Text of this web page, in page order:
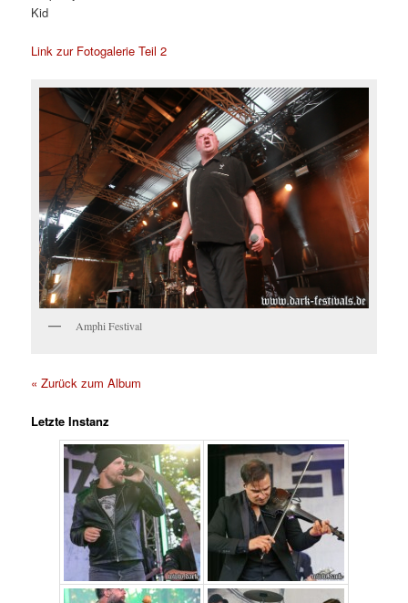
Kid
Link zur Fotogalerie Teil 2
Amphi Festival
« Zurück zum Album
Letzte Instanz